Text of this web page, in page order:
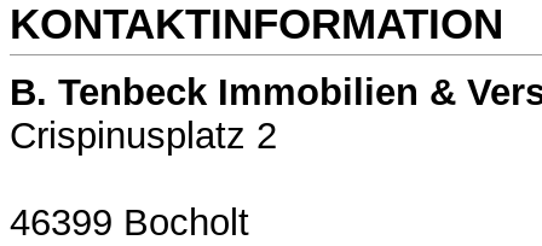
KONTAKTINFORMATION
B. Tenbeck Immobilien &
Crispinusplatz 2
46399 Bocholt